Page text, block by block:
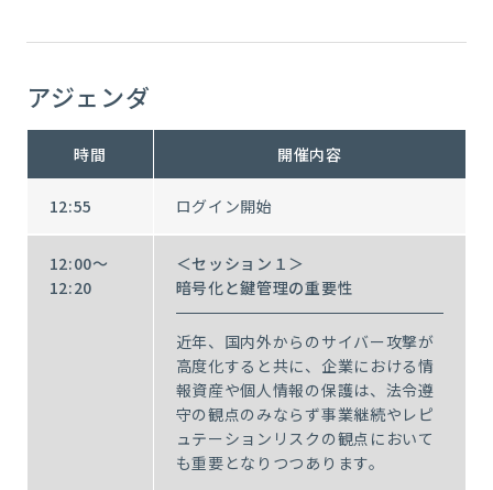
アジェンダ
時間 開催内容
12:55 ログイン開始
12:00～
12:20
＜セッション１＞
暗号化と鍵管理の重要性
近年、国内外からのサイバー攻撃が
高度化すると共に、企業における情
報資産や個人情報の保護は、法令遵
守の観点のみならず事業継続やレピ
ュテーションリスクの観点において
も重要となりつつあります。